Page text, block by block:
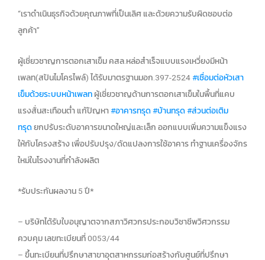
“เราดำเนินธุรกิจด้วยคุณภาพที่เป็นเลิศ และด้วยความรับผิดชอบต่อ
ลูกค้า”
ผู้เชี่ยวชาญการตอกเสาเข็ม คสล.หล่อสำเร็จแบบแรงเหวี่ยงมีหน้า
เพลท(สปันไมโครไพล์) ได้รับมาตรฐานมอก.397-2524#เชื่อมต่อหัวเสา
เข็มด้วยระบบหน้าเพลท ผู้เชี่ยวชาญด้านการตอกเสาเข็มในพื้นที่แคบ
แรงสั่นสะเทือนต่ำ แก้ปัญหา#อาคารทรุด#บ้านทรุด#ส่วนต่อเติม
ทรุดยกปรับระดับอาคารขนาดใหญ่และเล็ก ออกแบบเพิ่มความแข็งแรง
ให้กับโครงสร้าง เพื่อปรับปรุง/ดัดแปลงการใช้อาคาร ทำฐานเครื่องจักร
ใหม่ในโรงงานที่กำลังผลิต
*รับประกันผลงาน 5 ปี*
– บริษัทได้รับใบอนุญาตจากสภาวิศวกรประกอบวิชาชีพวิศวกรรม
ควบคุม เลขทะเบียนที่ 0053/44
– ขึ้นทะเบียนที่ปรึกษาสาขาอุตสาหกรรมก่อสร้างกับศูนย์ที่ปรึกษา